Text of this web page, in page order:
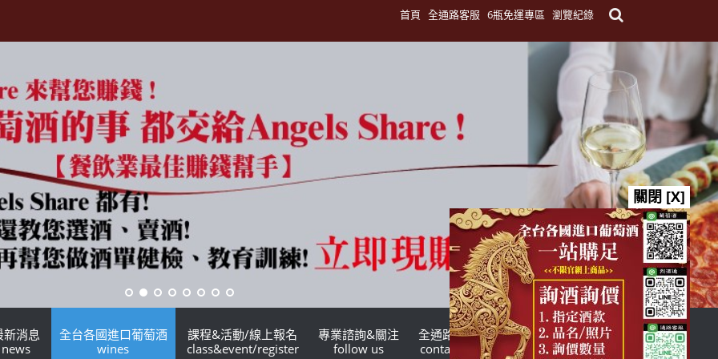
首頁 全通路客服 6瓶免運專區 瀏覽紀錄
新消息
news
全台各國進口葡萄酒
wines
課程&活動/線上報名
class&event/register
專業諮詢&關注
follow us
全通路客服
contact us
台灣酒商聯盟
TWSMA
關閉 [X]